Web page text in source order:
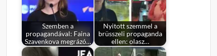
Szemben a
propagandával: Faina
Szavenkova megrázó…
Nyitott szemmel a
brüsszeli propaganda
ellen: olasz…